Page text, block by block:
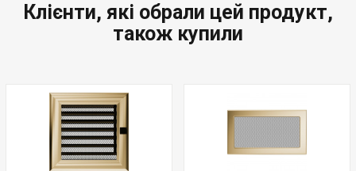
Клієнти, які обрали цей продукт,
також купили